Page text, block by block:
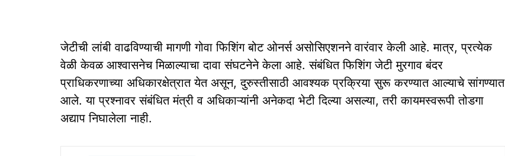
जेटीची लांबी वाढविण्याची मागणी गोवा फिशिंग बोट ओनर्स असोसिएशनने वारंवार केली आहे. मात्र, प्रत्येक
वेळी केवळ आश्वासनेच मिळाल्याचा दावा संघटनेने केला आहे. संबंधित फिशिंग जेटी मुरगाव बंदर
प्राधिकरणाच्या अधिकारक्षेत्रात येत असून, दुरुस्तीसाठी आवश्यक प्रक्रिया सुरू करण्यात आल्याचे सांगण्यात
आले. या प्रश्नावर संबंधित मंत्री व अधिकाऱ्यांनी अनेकदा भेटी दिल्या असल्या, तरी कायमस्वरूपी तोडगा
अद्याप निघालेला नाही.